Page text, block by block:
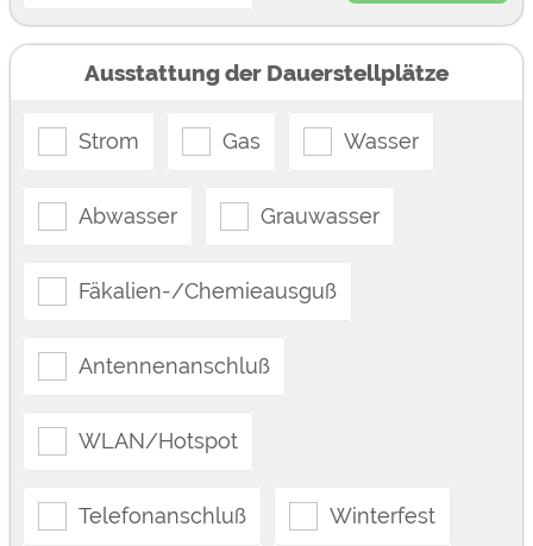
Ausstattung der Dauerstellplätze
Strom Gas Wasser
Abwasser Grauwasser
Fäkalien-/Chemieausguß
Antennenanschluß
WLAN/Hotspot
Telefonanschluß Winterfest